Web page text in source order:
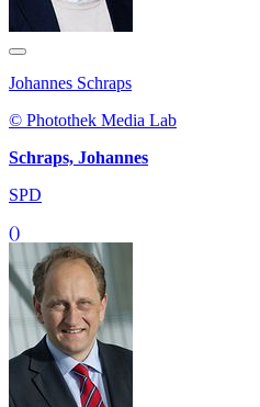
Johannes Schraps
© Photothek Media Lab
Schraps, Johannes
SPD
()